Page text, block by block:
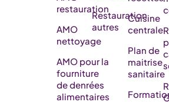
restauration
AMO
nettoyage
AMO pour la
fourniture
de denrées
alimentaires
Restauration
autres
Cuisine
centrale
Plan de
maitrise
sanitaire